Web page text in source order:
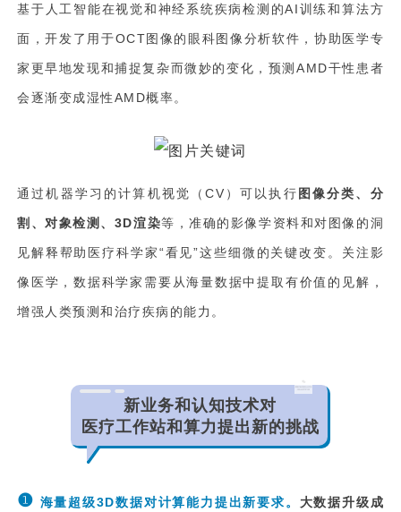
基于人工智能在视觉和神经系统疾病检测的AI训练和算法方
面，开发了用于OCT图像的眼科图像分析软件，协助医学专
家更早地发现和捕捉复杂而微妙的变化，预测AMD干性患者
会逐渐变成湿性AMD概率。
通过机器学习的计算机视觉（CV）可以执行 图像分类、分
割、对象检测、3D渲染等，准确的影像学资料和对图像的洞
见解释帮助医疗科学家“看见”这些细微的关键改变。关注影
像医学，数据科学家需要从海量数据中提取有价值的见解，
增强人类预测和治疗疾病的能力。
新业务和认知技术对
医疗工作站和算力提出新的挑战
❶ 海量超级3D数据对计算能力提出新要求。 大数据升级成